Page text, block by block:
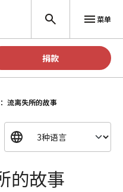
菜单
捐款
流离失所的故事
的故事